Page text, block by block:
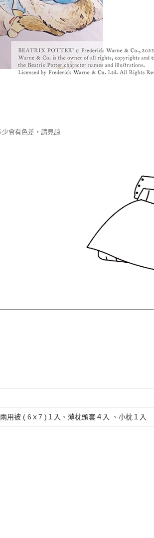
會有色差，請見諒
用被 ( 6ｘ7 )１入、薄枕頭套４入 、小枕１入